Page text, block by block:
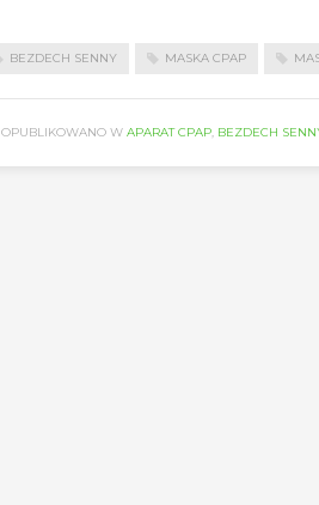
BEZDECH SENNY MASKA CPAP
OPUBLIKOWANO W APARAT CPAP, BEZDECH